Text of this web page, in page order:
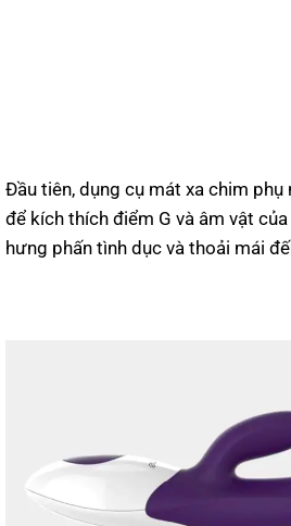
Đầu tiên, dụng cụ mát xa chim
để kích thích điểm G và âm vật
hưng phấn tình dục và thoải mái